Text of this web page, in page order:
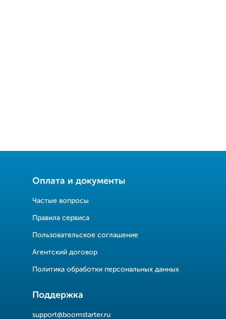
Оплата и документы
Частые вопросы
Правила сервиса
Пользовательское соглашение
Агентский договор
Политика обработки персональных данных
Поддержка
support@boomstarter.ru